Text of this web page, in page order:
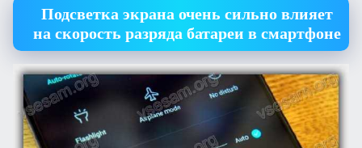
Подсветка экрана очень сильно влияет
на скорость разряда батареи в смартфоне